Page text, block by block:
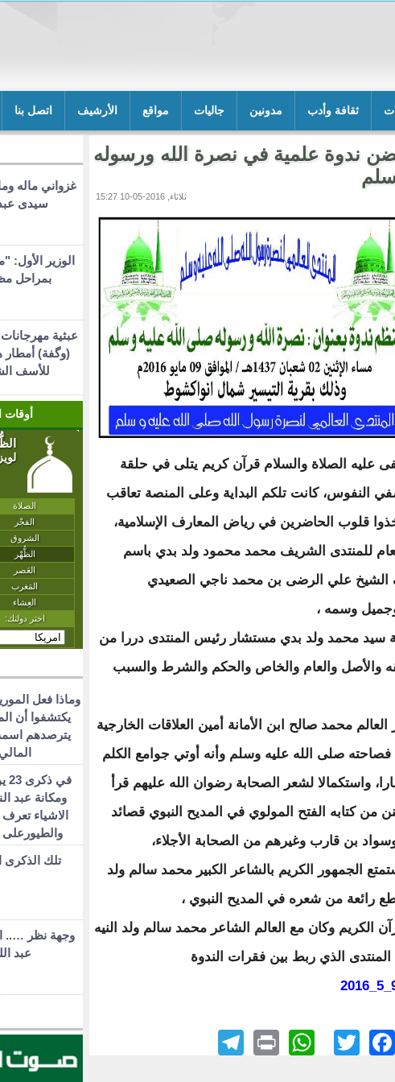
ثقافة وأدب مدونين جاليات مواقع الأرشيف اتصل بنا
ندوة علمية في نصرة الله ورسوله
ثلاثاء, 2016-05-10 15:27
عليه الصلاة والسلام قرآن كريم يتلى في حلقة
النفوس، كانت تلكم البداية وعلى المنصة تعاقب
قلوب الحاضرين في رياض المعارف الإسلامية،
للمنتدى الشريف محمد محمود ولد بدي باسم
الشيخ علي الرضى بن محمد ناجي الصعيدي
وسمه ،
سيد محمد ولد بدي مستشار رئيس المنتدى دررا من
والأصل والعام والخاص والحكم والشرط والسبب
محمد صالح ابن الأمانة أمين العلاقات الخارجية
صلى الله عليه وسلم وأنه أوتي جوامع الكلم
واستكمالا لشعر الصحابة رضوان الله عليهم قرأ
من كتابه الفتح المولوي في المديح النبوي قصائد
بن قارب وغيرهم من الصحابة الأجلاء،
الجمهور الكريم بالشاعر الكبير محمد سالم ولد
رائعة من شعره في المديح النبوي ،
الكريم وكان مع العالم الشاعر محمد سالم ولد النيه
المنتدى الذي ربط بين فقرات الندوة
Facebook
Twitter
WhatsApp
Print
غزواني ماله
سيدى عبد
الوزير الأول:
بمراحل
عبثية
(وگفة) أمطار
للأسف
وماذا فعل
يكتشفوا أن
يترصدهم
ومكانة عبد
الاشياء
والطيورعلى
تلك الذكرى
وجهة نظر …..
عبد